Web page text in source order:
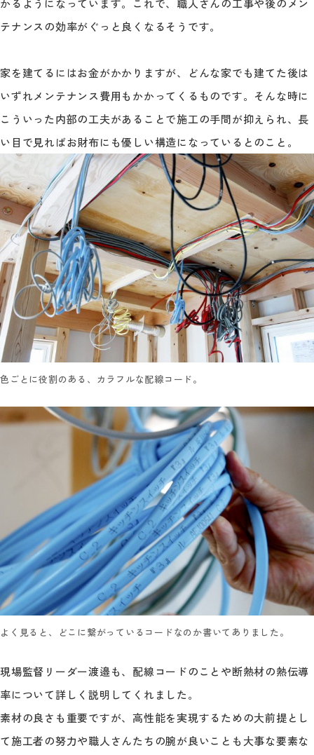
テナンスの効率がぐっと良くなるそうです。
家を建てるにはお金がかかりますが、どんな家でも建てた後は
いずれメンテナンス費用もかかってくるものです。そんな時に
こういった内部の工夫があることで施工の手間が抑えられ、長
い目で見ればお財布にも優しい構造になっているとのこと。
色ごとに役割のある、カラフルな配線コード。
よく見ると、どこに繋がっているコードなのか書いてありました。
現場監督リーダー渡邉も、配線コードのことや断熱材の熱伝導
率について詳しく説明してくれました。
素材の良さも重要ですが、高性能を実現するための大前提とし
て施工者の努力や職人さんたちの腕が良いことも大事な要素な